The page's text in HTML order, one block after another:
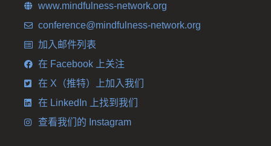
www.mindfulness-network.org
conference@mindfulness-network.org
加入邮件列表
在 Facebook 上关注
在 X（推特）上加入我们
在 LinkedIn 上找到我们
查看我们的 Instagram